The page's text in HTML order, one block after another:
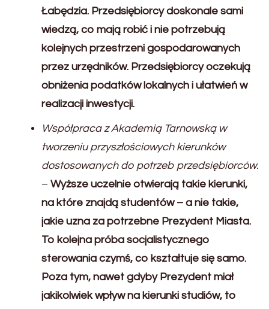
Łabędzia. Przedsiębiorcy doskonale sami
wiedzą, co mają robić i nie potrzebują
kolejnych przestrzeni gospodarowanych
przez urzędników. Przedsiębiorcy oczekują
obniżenia podatków lokalnych i ułatwień w
realizacji inwestycji.
Współpraca z Akademią Tarnowską w
tworzeniu przyszłościowych kierunków
dostosowanych do potrzeb przedsiębiorców.
– Wyższe uczelnie otwierają takie kierunki,
na które znajdą studentów – a nie takie,
jakie uzna za potrzebne Prezydent Miasta.
To kolejna próba socjalistycznego
sterowania czymś, co kształtuje się samo.
Poza tym, nawet gdyby Prezydent miał
jakikolwiek wpływ na kierunki studiów, to